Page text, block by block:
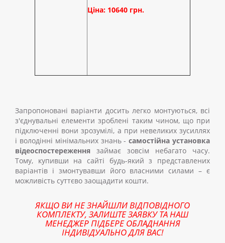
Ціна: 10640 грн.
Запропоновані варіанти досить легко монтуються, всі
з'єднувальні елементи зроблені таким чином, що при
підключенні вони зрозумілі, а при невеликих зусиллях
і володінні мінімальних знань - самостійна установка
відеоспостереження
займає зовсім небагато часу.
Тому, купивши на сайті будь-який з представлених
варіантів і змонтувавши його власними силами – є
можливість суттєво заощадити кошти.
ЯКЩО ВИ НЕ ЗНАЙШЛИ ВІДПОВІДНОГО
КОМПЛЕКТУ, ЗАЛИШТЕ ЗАЯВКУ ТА НАШ
МЕНЕДЖЕР ПІДБЕРЕ ОБЛАДНАННЯ
ІНДИВІДУАЛЬНО ДЛЯ ВАС!